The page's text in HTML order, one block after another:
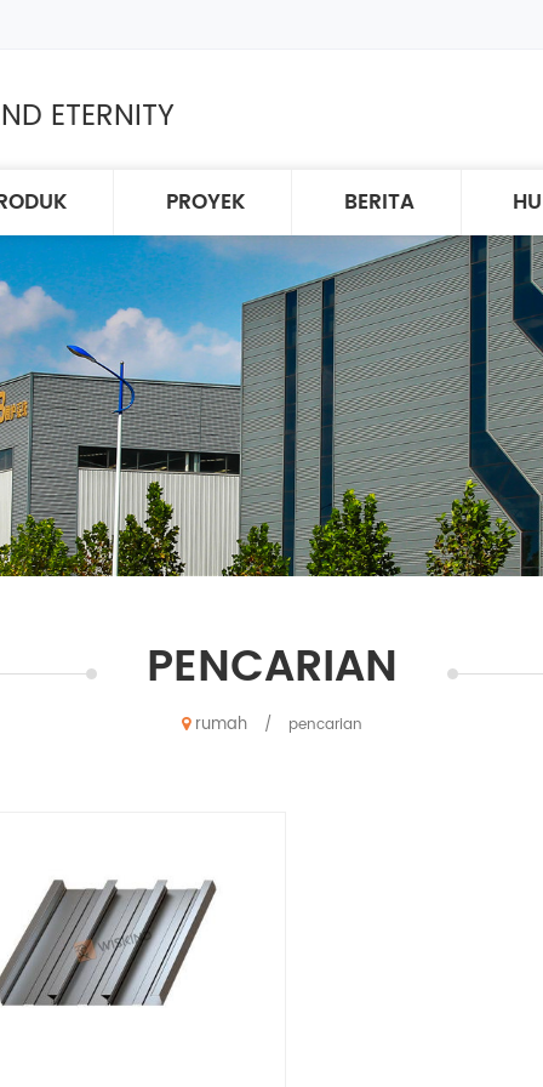
ETERNITY
PROYEK BERITA
PENCARIAN
rumah / pencarian